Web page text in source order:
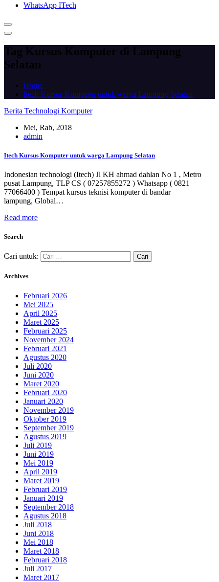
WhatsApp ITech
Tag Kursus Komputer di Lampung
Selatan
Home
Itech Kursus Komputer untuk warga Lampung Selatan
Berita Technologi Komputer
Mei, Rab, 2018
admin
Itech Kursus Komputer untuk warga Lampung Selatan
Indonesian technologi (Itech) Jl KH ahmad dahlan No 1 , Metro
pusat Lampung, TLP CS ( 07257855272 ) Whatsapp ( 0821
77066400 ) Tempat kursus teknisi komputer di bandar
lampung, Global…
Read more
Search
Cari untuk:
Archives
Februari 2026
Mei 2025
April 2025
Maret 2025
Februari 2025
November 2024
Februari 2021
Agustus 2020
Juli 2020
Juni 2020
Maret 2020
Februari 2020
Januari 2020
November 2019
Oktober 2019
September 2019
Agustus 2019
Juli 2019
Juni 2019
Mei 2019
April 2019
Maret 2019
Februari 2019
Januari 2019
September 2018
Agustus 2018
Juli 2018
Juni 2018
Mei 2018
Maret 2018
Februari 2018
Juli 2017
Maret 2017